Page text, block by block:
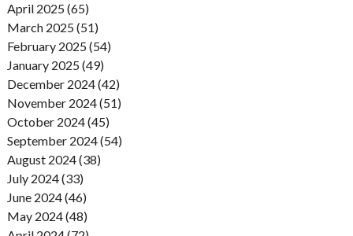
April 2025 (65)
March 2025 (51)
February 2025 (54)
January 2025 (49)
December 2024 (42)
November 2024 (51)
October 2024 (45)
September 2024 (54)
August 2024 (38)
July 2024 (33)
June 2024 (46)
May 2024 (48)